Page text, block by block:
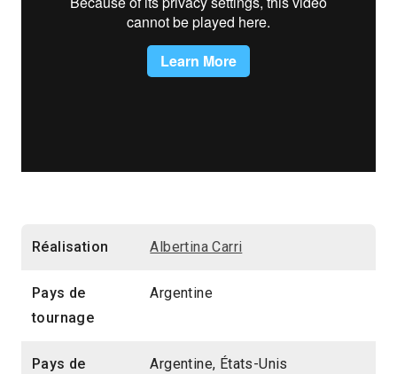
Réalisation Albertina Carri
Pays de
tournage
Argentine
Pays de
Argentine, États-Unis